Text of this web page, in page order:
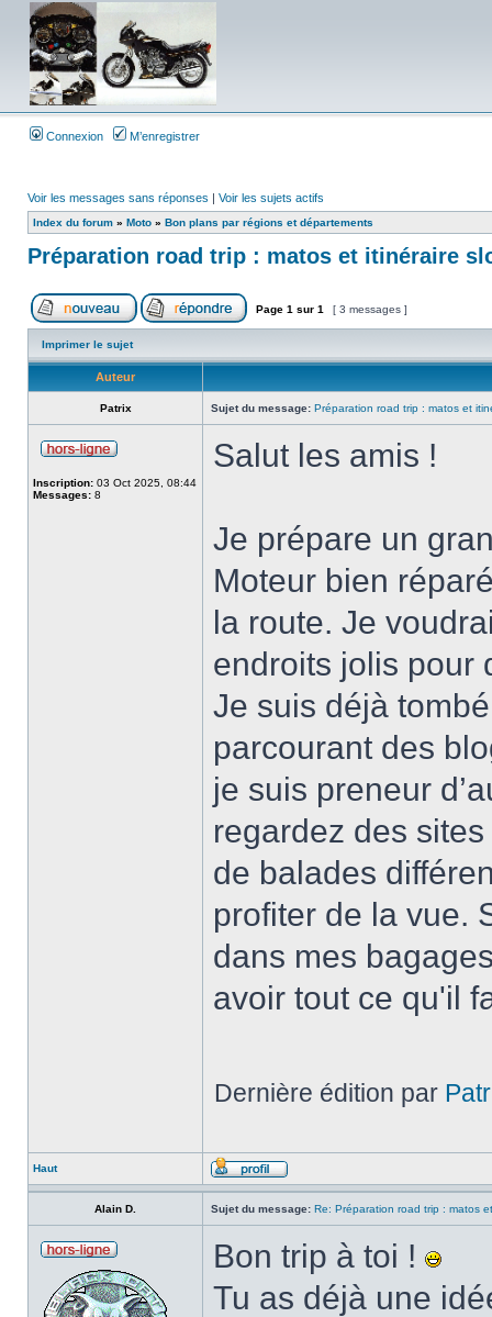
Connexion M’enregistrer
Voir les messages sans réponses | Voir les sujets actifs
Index du forum » Moto » Bon plans par régions et départements
Préparation road trip : matos et itinéraire
Page 1 sur 1 [ 3 messages ]
Imprimer le sujet
Auteur
Patrix Sujet du message: Préparation road trip : matos et
Inscription: 03 Oct 2025, 08:44
Messages: 8
Salut les amis !
Je prépare un
Moteur bien
la route. Je
endroits jolis pour
Je suis déjà
parcourant des
je suis preneur
regardez des
de balades
profiter de la vue.
dans mes
avoir tout ce qu'il
Dernière édition par
Haut
Alain D. Sujet du message: Re: Préparation road trip : matos
Bon trip à toi !
Tu as déjà une